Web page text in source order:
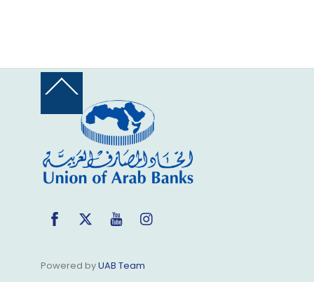
Back
Top
FacebookTwitter YouTube
Powered byUAB Team